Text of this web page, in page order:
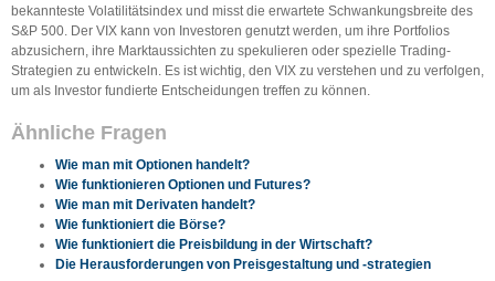
bekannteste Volatilitätsindex und misst die erwartete Schwankungsbreite des
S&P 500. Der VIX kann von Investoren genutzt werden, um ihre Portfolios
abzusichern, ihre Marktaussichten zu spekulieren oder spezielle Trading-
Strategien zu entwickeln. Es ist wichtig, den VIX zu verstehen und zu verfolgen,
um als Investor fundierte Entscheidungen treffen zu können.
Ähnliche Fragen
Wie man mit Optionen handelt?
Wie funktionieren Optionen und Futures?
Wie man mit Derivaten handelt?
Wie funktioniert die Börse?
Wie funktioniert die Preisbildung in der Wirtschaft?
Die Herausforderungen von Preisgestaltung und -strategien